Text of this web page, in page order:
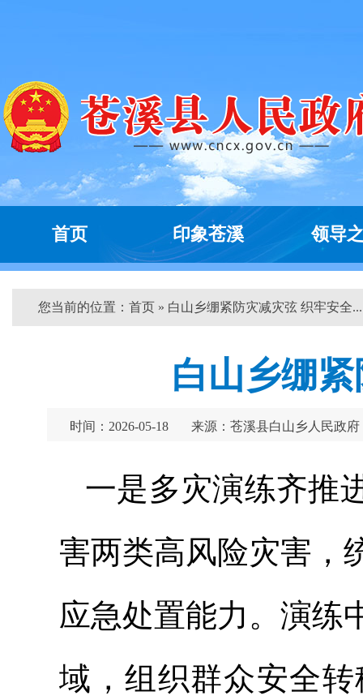
首页 印象苍溪 领导
您当前的位置： 首页 » 白山乡绷紧防灾减灾弦 织牢安全
白山乡绷
时间：2026-05-18 来源：苍溪县白山乡人民政府
一是多灾演练齐推
害两类高风险灾害，
应急处置能力。演练
域，组织群众安全